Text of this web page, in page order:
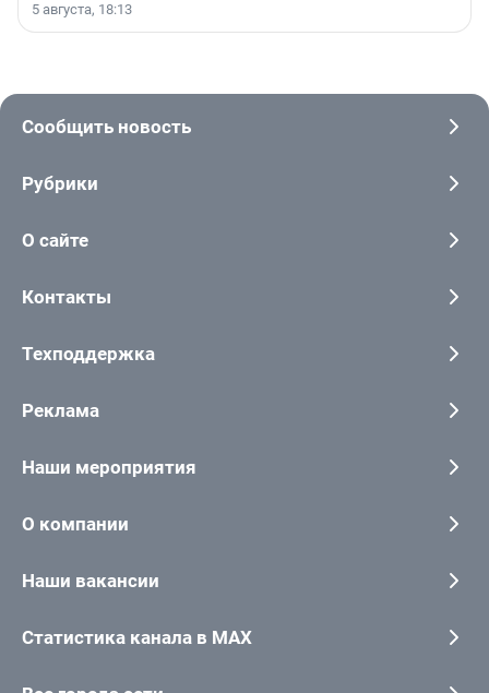
5 августа, 18:13
Сообщить новость
Рубрики
О сайте
Контакты
Техподдержка
Реклама
Наши мероприятия
О компании
Наши вакансии
Статистика канала в MAX